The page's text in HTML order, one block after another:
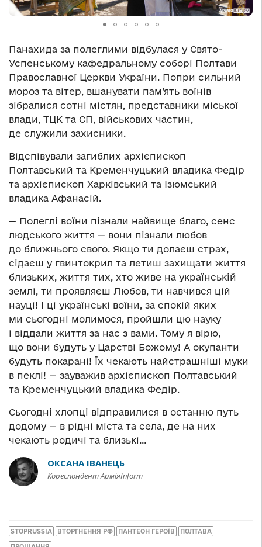
Панахида за полеглими відбулася у Свято-
Успенському кафедральному соборі Полтави
Православної Церкви України. Попри сильний
мороз та вітер, вшанувати пам’ять воїнів
зібралися сотні містян, представники міської
влади, ТЦК та СП, військових частин,
де служили захисники.
Відспівували загиблих архієпископ
Полтавський та Кременчуцький владика Федір
та архієпископ Харківський та Ізюмський
владика Афанасій.
— Полеглі воїни пізнали найвище благо, сенс
людського життя — вони пізнали любов
до ближнього свого. Якщо ти долаєш страх,
сідаєш у гвинтокрил та летиш захищати життя
близьких, життя тих, хто живе на українській
землі, ти проявляєш Любов, ти навчився цій
науці! І ці українські воїни, за спокій яких
ми сьогодні молимося, пройшли цю науку
і віддали життя за нас з вами. Тому я вірю,
що вони будуть у Царстві Божому! А окупанти
будуть покарані! Їх чекають найстрашніші муки
в пеклі! — зауважив архієпископ Полтавський
та Кременчуцький владика Федір.
Сьогодні хлопці відправилися в останню путь
додому — в рідні міста та села, де на них
чекають родичі та близькі…
ОКСАНА ІВАНЕЦЬ
Кореспондент АрміяInform
STOPRUSSIA ВТОРГНЕННЯ РФ ПАНТЕОН ГЕРОЇВ ПОЛТАВА